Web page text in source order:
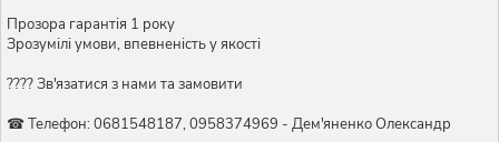
Прозора гарантія 1 року
Зрозумілі умови, впевненість у якості
???? Зв'язатися з нами та замовити
☎ Телефон: 0681548187, 0958374969 - Дем'яненко Олександр